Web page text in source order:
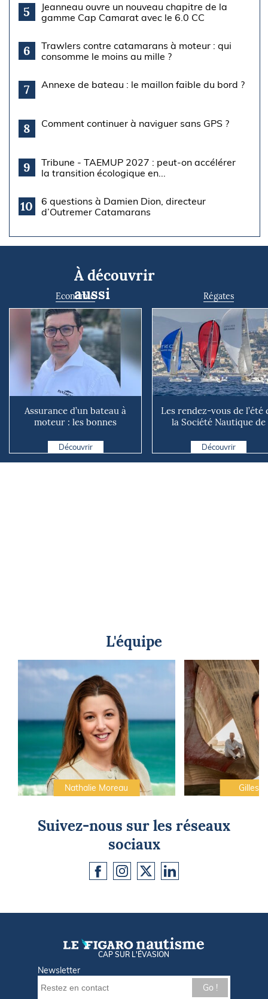
5
Jeanneau ouvre un nouveau chapitre de la
gamme Cap Camarat avec le 6.0 CC
6
Trawlers contre catamarans à moteur : qui
consomme le moins au mille ?
7 Annexe de bateau : le maillon faible du bord ?
8 Comment continuer à naviguer sans GPS ?
9
Tribune - TAEMUP 2027 : peut-on accélérer
la transition écologique en...
10
6 questions à Damien Dion, directeur
d’Outremer Catamarans
À découvrir
aussi
Economie
Assurance d’un bateau à
moteur : les bonnes
d...
Découvrir
Régates
Les rendez-vous de l’été
la Société Nautique de
Découvrir
L'équipe
Nathalie Moreau Gilles
Suivez-nous sur les réseaux
sociaux
CAP SUR L'ÉVASION
Newsletter
Go !